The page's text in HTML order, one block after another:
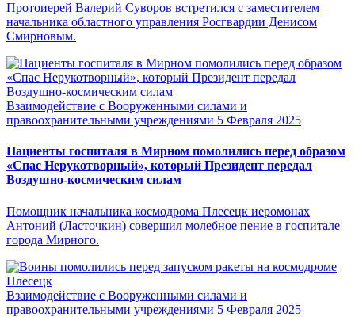
Протоиерей Валерий Суворов встретился с заместителем
начальника областного управления Росгвардии Денисом
Смирновым.
Взаимодействие с Вооруженными силами и
правоохранительными учреждениями 5 Февраля 2025
Пациенты госпиталя в Мирном помолились перед образом
«Спас Нерукотворный», который Президент передал
Воздушно-космическим силам
Помощник начальника космодрома Плесецк иеромонах
Антоний (Ласточкин) совершил молебное пение в госпитале
города Мирного.
Взаимодействие с Вооруженными силами и
правоохранительными учреждениями 5 Февраля 2025